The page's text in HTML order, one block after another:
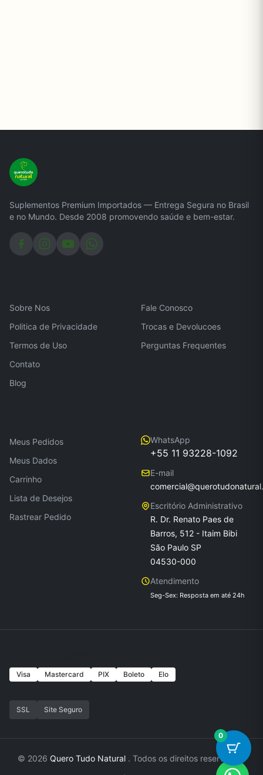
Suplementos Premium Importados — Entrega Segura no Brasil
e no Mundo. Desde 2008 promovendo saúde e bem-estar.
Sobre Nos
Politica de Privacidade
Termos de Uso
Contato
Blog
Fale Conosco
Trocas e Devolucoes
Perguntas Frequentes
Meus Pedidos
Meus Dados
Carrinho
Lista de Desejos
Rastrear Pedido
WhatsApp
+55 11 93228-1092
E-mail
Escritório Administrativo
R. Dr. Renato Paes de
Barros, 512 - Itaim Bibi
São Paulo SP
04530-000
Atendimento
Seg-Sex: Resposta em até 24h
Visa Mastercard PIX Boleto Elo
SSL Site Seguro
© 2026 Quero Tudo Natural . Todos os direitos reservados.
0